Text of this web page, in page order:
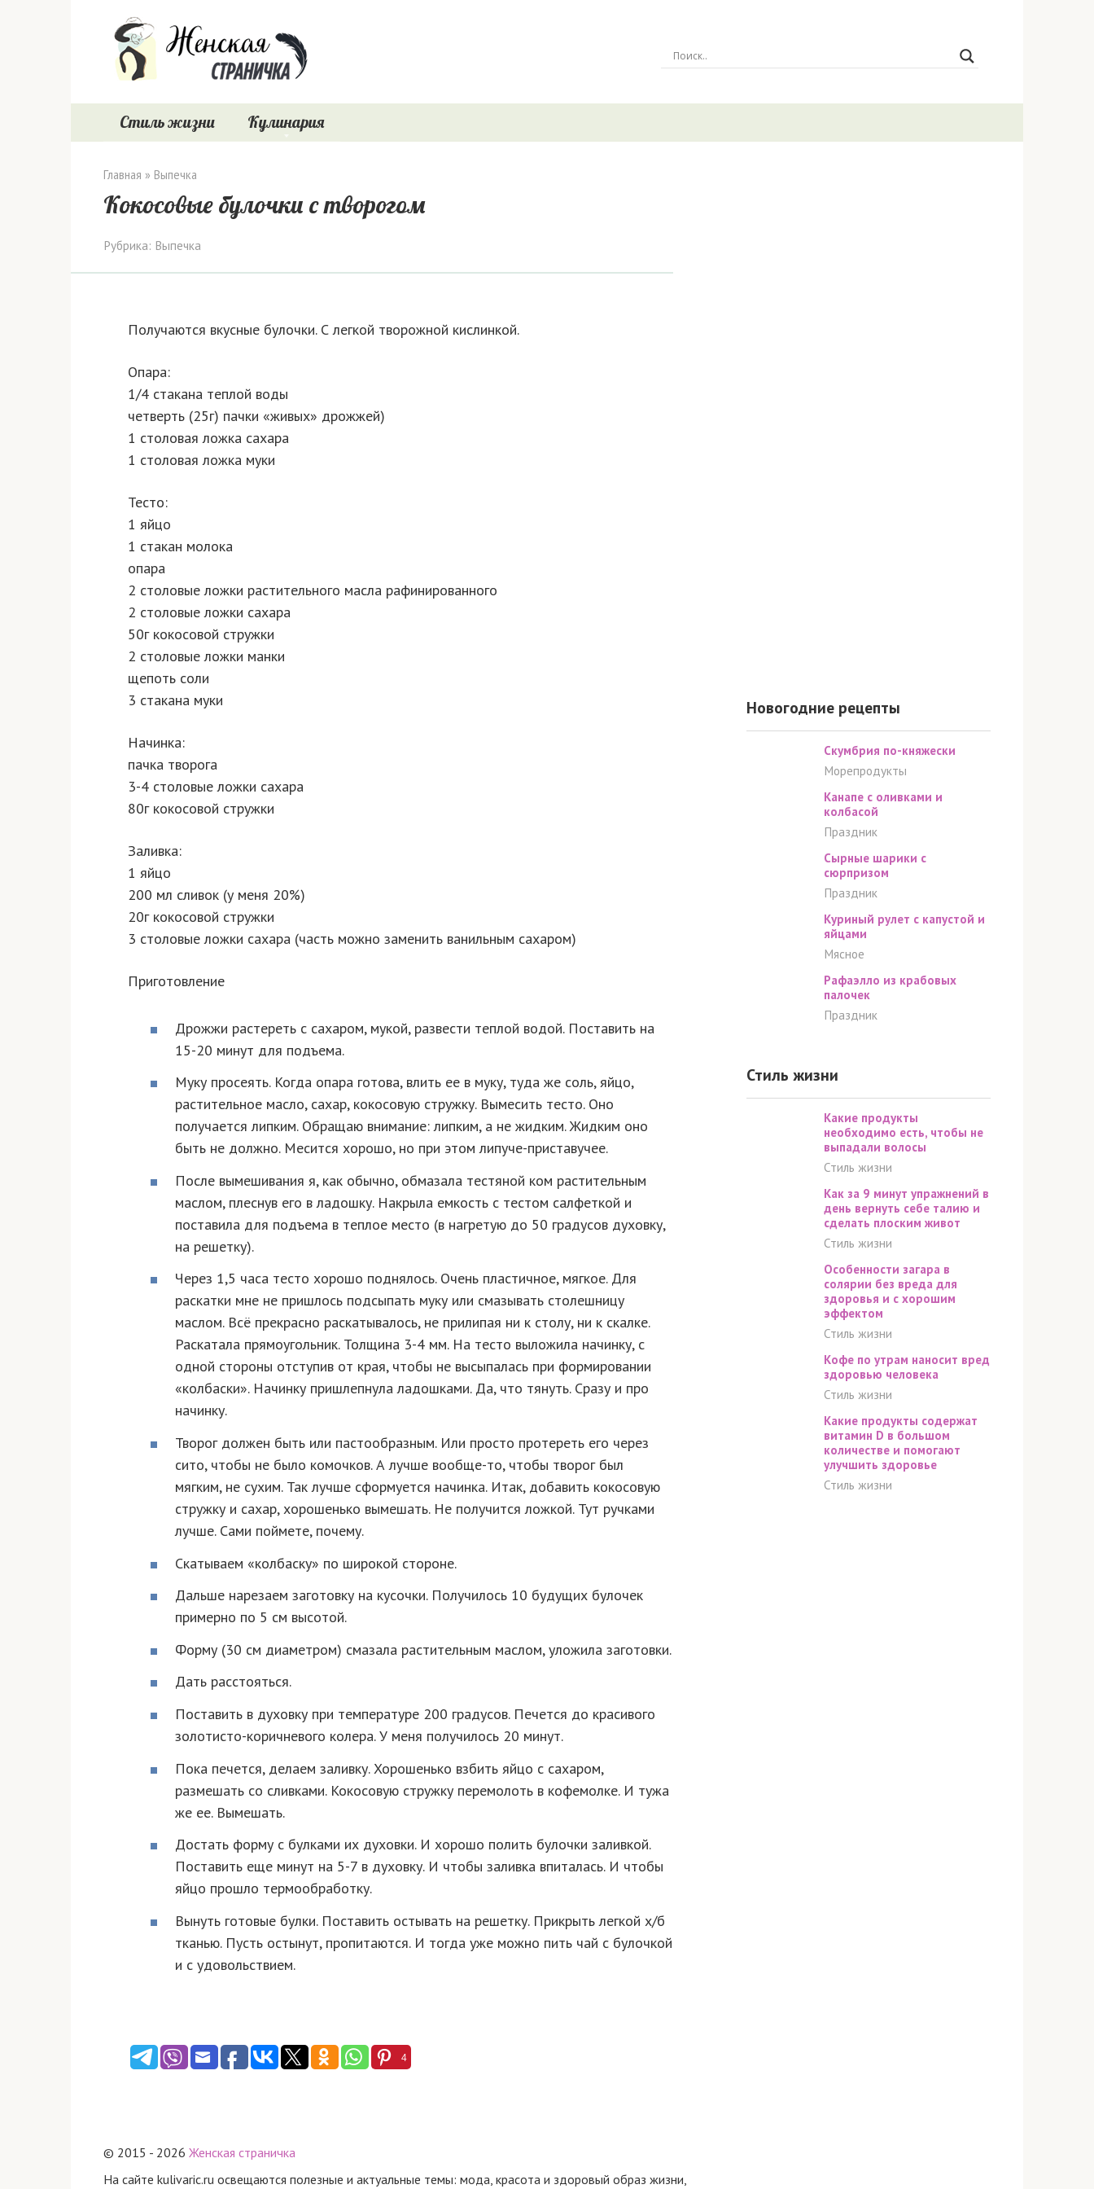
Стиль жизни Кулинария
Главная » Выпечка
Кокосовые булочки с творогом
Рубрика: Выпечка
Получаются вкусные булочки. С легкой творожной кислинкой.
Опара:
1/4 стакана теплой воды
четверть (25г) пачки «живых» дрожжей)
1 столовая ложка сахара
1 столовая ложка муки
Тесто:
1 яйцо
1 стакан молока
опара
2 столовые ложки растительного масла рафинированного
2 столовые ложки сахара
50г кокосовой стружки
2 столовые ложки манки
щепоть соли
3 стакана муки
Начинка:
пачка творога
3-4 столовые ложки сахара
80г кокосовой стружки
Заливка:
1 яйцо
200 мл сливок (у меня 20%)
20г кокосовой стружки
3 столовые ложки сахара (часть можно заменить ванильным сахаром)
Приготовление
Дрожжи растереть с сахаром, мукой, развести теплой водой. Поставить на
15-20 минут для подъема.
Муку просеять. Когда опара готова, влить ее в муку, туда же соль, яйцо,
растительное масло, сахар, кокосовую стружку. Вымесить тесто. Оно
получается липким. Обращаю внимание: липким, а не жидким. Жидким оно
быть не должно. Месится хорошо, но при этом липуче-приставучее.
После вымешивания я, как обычно, обмазала тестяной ком растительным
маслом, плеснув его в ладошку. Накрыла емкость с тестом салфеткой и
поставила для подъема в теплое место (в нагретую до 50 градусов духовку,
на решетку).
Через 1,5 часа тесто хорошо поднялось. Очень пластичное, мягкое. Для
раскатки мне не пришлось подсыпать муку или смазывать столешницу
маслом. Всё прекрасно раскатывалось, не прилипая ни к столу, ни к скалке.
Раскатала прямоугольник. Толщина 3-4 мм. На тесто выложила начинку, с
одной стороны отступив от края, чтобы не высыпалась при формировании
«колбаски». Начинку пришлепнула ладошками. Да, что тянуть. Сразу и про
начинку.
Творог должен быть или пастообразным. Или просто протереть его через
сито, чтобы не было комочков. А лучше вообще-то, чтобы творог был
мягким, не сухим. Так лучше сформуется начинка. Итак, добавить кокосовую
стружку и сахар, хорошенько вымешать. Не получится ложкой. Тут ручками
лучше. Сами поймете, почему.
Скатываем «колбаску» по широкой стороне.
Дальше нарезаем заготовку на кусочки. Получилось 10 будущих булочек
примерно по 5 см высотой.
Форму (30 см диаметром) смазала растительным маслом, уложила заготовки.
Дать расстояться.
Поставить в духовку при температуре 200 градусов. Печется до красивого
золотисто-коричневого колера. У меня получилось 20 минут.
Пока печется, делаем заливку. Хорошенько взбить яйцо с сахаром,
размешать со сливками. Кокосовую стружку перемолоть в кофемолке. И тужа
же ее. Вымешать.
Достать форму с булками их духовки. И хорошо полить булочки заливкой.
Поставить еще минут на 5-7 в духовку. И чтобы заливка впиталась. И чтобы
яйцо прошло термообработку.
Вынуть готовые булки. Поставить остывать на решетку. Прикрыть легкой х/б
тканью. Пусть остынут, пропитаются. И тогда уже можно пить чай с булочкой
и с удовольствием.
4
Новогодние рецепты
Скумбрия по-княжески
Морепродукты
Канапе с оливками и
колбасой
Праздник
Сырные шарики c
cюрпризом
Праздник
Куриный рулет с капустой и
яйцами
Мясное
Рафаэлло из крабовых
палочек
Праздник
Стиль жизни
Какие продукты
необходимо есть, чтобы не
выпадали волосы
Стиль жизни
Как за 9 минут упражнений в
день вернуть себе талию и
сделать плоским живот
Стиль жизни
Особенности загара в
солярии без вреда для
здоровья и с хорошим
эффектом
Стиль жизни
Кофе по утрам наносит вред
здоровью человека
Стиль жизни
Какие продукты содержат
витамин D в большом
количестве и помогают
улучшить здоровье
Стиль жизни
© 2015 - 2026 Женская страничка
На сайте kulivaric.ru освещаются полезные и актуальные темы: мода, красота и здоровый образ жизни,